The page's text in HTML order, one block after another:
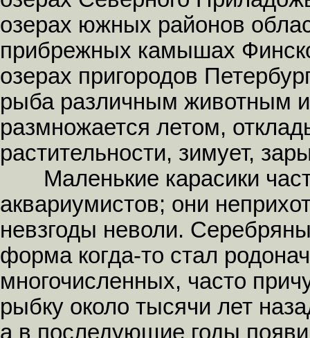
озерах южных районов
прибрежных камышах
озерах пригородов
рыба различным животным
размножается летом,
растительности, зимует,
Маленькие карасики
аквариумистов; они
невзгоды неволи.
форма когда-то стал
многочисленных, часто
рыбку около тысячи лет
а в последующие годы